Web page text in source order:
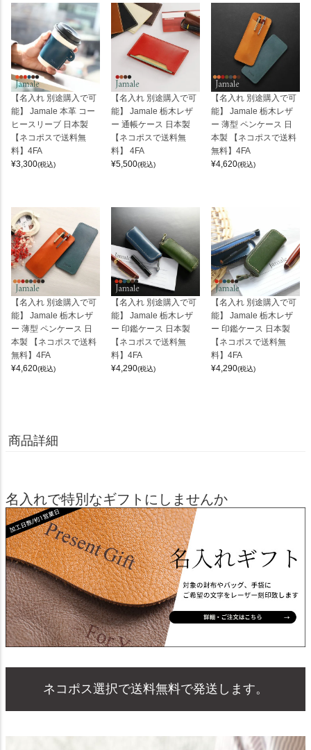
【名入れ 別途購入で可
能】 Jamale 本革 コー
ヒースリーブ 日本製
【ネコポスで送料無
料】4FA
¥3,300(税込)
【名入れ 別途購入で可
能】 Jamale 栃木レザ
ー 通帳ケース 日本製
【ネコポスで送料無
料】 4FA
¥5,500(税込)
【名入れ 別途購入で可
能】 Jamale 栃木レザ
ー 薄型 ペンケース 日
本製 【ネコポスで送料
無料】4FA
¥4,620(税込)
【名入れ 別途購入で可
能】 Jamale 栃木レザ
ー 薄型 ペンケース 日
本製 【ネコポスで送料
無料】4FA
¥4,620(税込)
【名入れ 別途購入で可
能】 Jamale 栃木レザ
ー 印鑑ケース 日本製
【ネコポスで送料無
料】4FA
¥4,290(税込)
【名入れ 別途購入で可
能】 Jamale 栃木レザ
ー 印鑑ケース 日本製
【ネコポスで送料無
料】4FA
¥4,290(税込)
商品詳細
名入れで特別なギフトにしませんか
ネコポス選択で送料無料で発送します。